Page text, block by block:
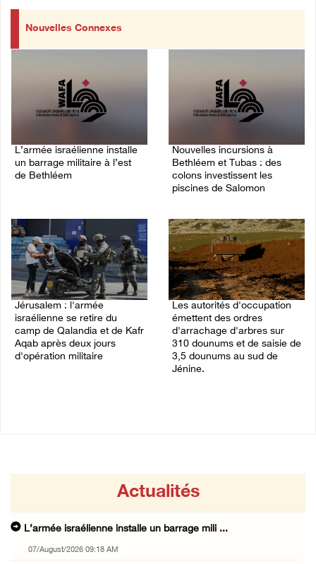
Nouvelles Connexes
L’armée israélienne installe
un barrage militaire à l’est
de Bethléem
Nouvelles incursions à
Bethléem et Tubas : des
colons investissent les
piscines de Salomon
Jérusalem : l'armée
israélienne se retire du
camp de Qalandia et de Kafr
Aqab après deux jours
d'opération militaire
Les autorités d'occupation
émettent des ordres
d'arrachage d'arbres sur
310 dounums et de saisie de
3,5 dounums au sud de
Jénine.
Actualités
L’armée israélienne installe un barrage mili ...
07/August/2026 09:18 AM